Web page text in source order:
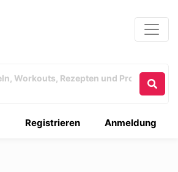
Anmeldung
Registrieren